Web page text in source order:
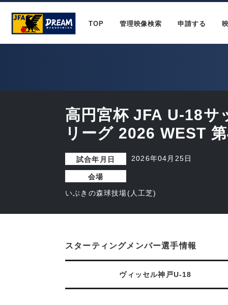
TOP 管理映像検索 申請する
高円宮杯 JFA U-18サ
リーグ 2026 WEST
試合年月日 2026年04月25日
会場
いぶきの森球技場(人工芝)
スターティングメンバー選手情報
ヴィッセル神戸U-18